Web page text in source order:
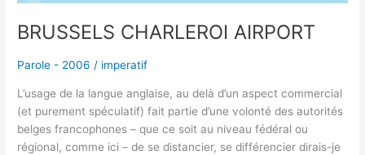
BRUSSELS CHARLEROI AIRPORT
Parole - 2006 / imperatif
L’usage de la langue anglaise, au delà d’un aspect commercial
(et purement spéculatif) fait partie d’une volonté des autorités
belges francophones – que ce soit au niveau fédéral ou
régional, comme ici – de se distancier, se différencier dirais-je